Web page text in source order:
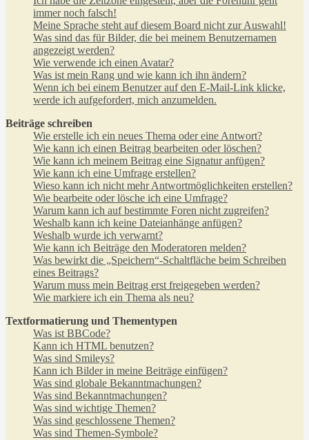
immer noch falsch!
Meine Sprache steht auf diesem Board nicht zur Auswahl!
Was sind das für Bilder, die bei meinem Benutzernamen
angezeigt werden?
Wie verwende ich einen Avatar?
Was ist mein Rang und wie kann ich ihn ändern?
Wenn ich bei einem Benutzer auf den E-Mail-Link klicke,
werde ich aufgefordert, mich anzumelden.
Beiträge schreiben
Wie erstelle ich ein neues Thema oder eine Antwort?
Wie kann ich einen Beitrag bearbeiten oder löschen?
Wie kann ich meinem Beitrag eine Signatur anfügen?
Wie kann ich eine Umfrage erstellen?
Wieso kann ich nicht mehr Antwortmöglichkeiten erstellen?
Wie bearbeite oder lösche ich eine Umfrage?
Warum kann ich auf bestimmte Foren nicht zugreifen?
Weshalb kann ich keine Dateianhänge anfügen?
Weshalb wurde ich verwarnt?
Wie kann ich Beiträge den Moderatoren melden?
Was bewirkt die „Speichern“-Schaltfläche beim Schreiben
eines Beitrags?
Warum muss mein Beitrag erst freigegeben werden?
Wie markiere ich ein Thema als neu?
Textformatierung und Thementypen
Was ist BBCode?
Kann ich HTML benutzen?
Was sind Smileys?
Kann ich Bilder in meine Beiträge einfügen?
Was sind globale Bekanntmachungen?
Was sind Bekanntmachungen?
Was sind wichtige Themen?
Was sind geschlossene Themen?
Was sind Themen-Symbole?